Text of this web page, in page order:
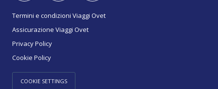
Termini e condizioni Viaggi Ovet
Assicurazione Viaggi Ovet
Privacy Policy
Cookie Policy
COOKIE SETTINGS